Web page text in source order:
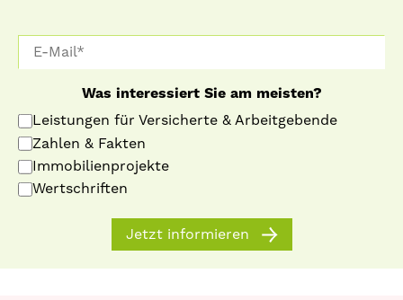
Was interessiert Sie am meisten?
Leistungen für Versicherte & Arbeitgebende
Zahlen & Fakten
Immobilienprojekte
Wertschriften
Jetzt informieren